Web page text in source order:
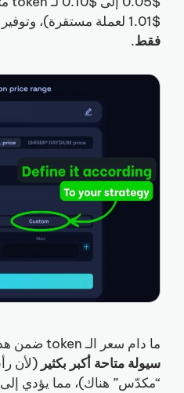
$1.01 لعملة مستقرة)، وتوفير السيولة
فقط.
ما دام سعر الـ token ضمن هذا النطاق، ستجد العمليات
سيولة متاحة أكبر بكثير
“مكدّس” هناك)، مما يؤدي إلى